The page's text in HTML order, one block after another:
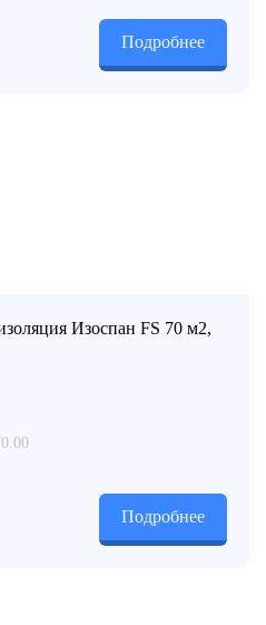
Подробнее
Изоспан FS 70 м2,
Подробнее